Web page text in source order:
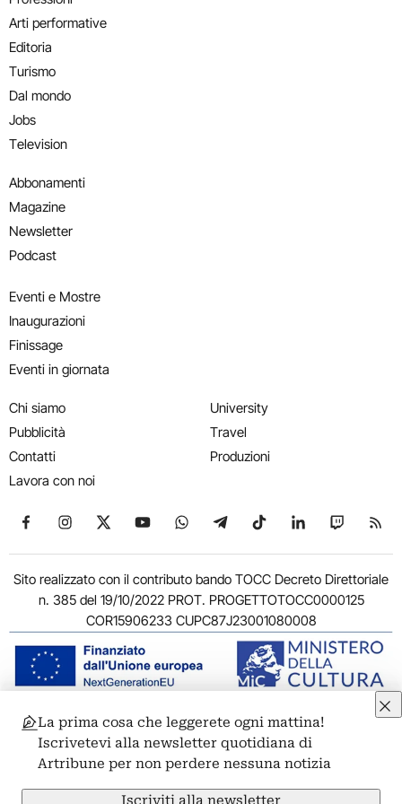
Arti performative
Editoria
Turismo
Dal mondo
Jobs
Television
Abbonamenti
Magazine
Newsletter
Podcast
Eventi e Mostre
Inaugurazioni
Finissage
Eventi in giornata
Chi siamo
Pubblicità
Contatti
Lavora con noi
University
Travel
Produzioni
Seguici su Facebook
Seguici su Instagram
Seguici su X
Seguici su YouTube
Seguici su WhatsApp
Seguici su Telegram
Seguici su TikTok
Seguici su
Seguici
Sito realizzato con il contributo bando TOCC Decreto Direttoriale
n. 385 del 19/10/2022 PROT. PROGETTOTOCC0000125
COR15906233 CUPC87J23001080008
© 2011-2026 ARTRIBUNE srl – Corso Vittorio Emanuele II, 287 –
00186 Roma - P.I. 11381581005
Privacy: Responsabile della protezione dei dati personali
ARTRIBUNE srl – Corso Vittorio Emanuele II, 287 – 00186 Roma
La prima cosa che leggerete ogni mattina!
Iscrivetevi alla newsletter quotidiana di
Artribune per non perdere nessuna notizia
Iscriviti alla newsletter